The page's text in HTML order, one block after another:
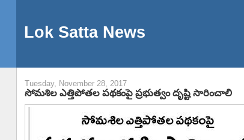
Lok Satta News
Tuesday, November 28, 2017
సోమశిల ఎత్తిపోతల పథకంపై ప్రభుత్వం దృష్టి సారించాలి